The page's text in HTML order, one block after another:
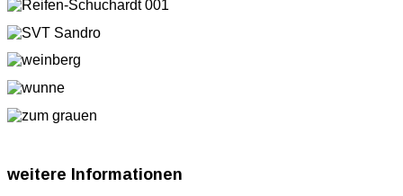
weitere Informationen